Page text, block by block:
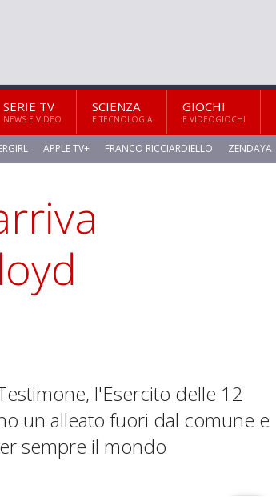
SERIE TV
NEWS E VIDEO
SCIENZA
E TECNOLOGIA
GIOCHI
E VIDEOGIOCHI
APPLE TV+ FRANCO RICCIARDIELLO ZENDAYA
l'Esercito delle 12
un alleato fuori dal comune e
sempre il mondo